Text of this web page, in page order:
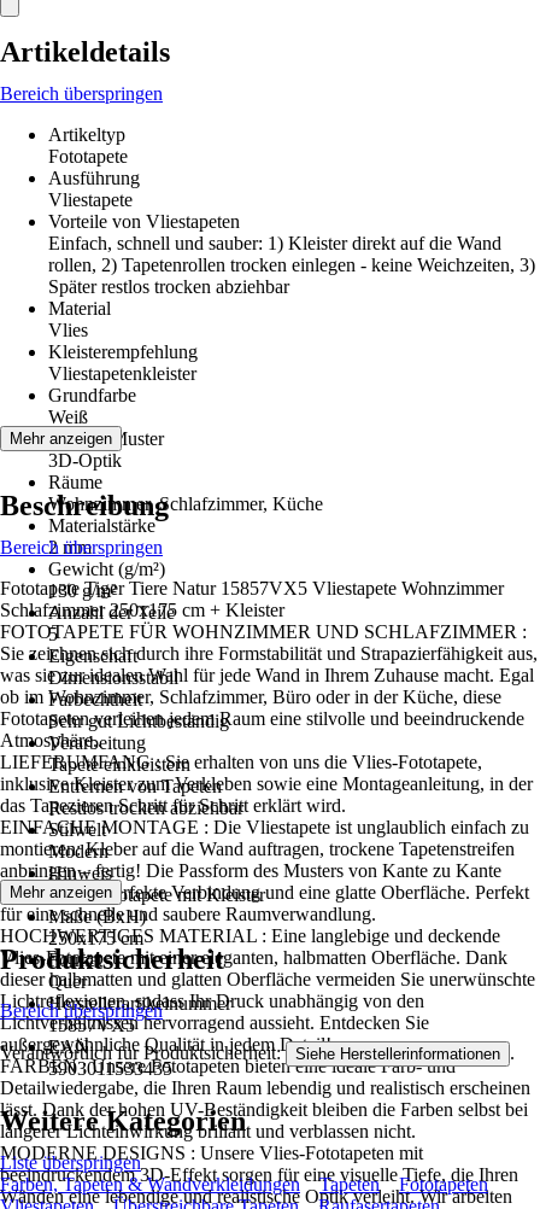
Artikeldetails
Bereich überspringen
Artikeltyp
Fototapete
Ausführung
Vliestapete
Vorteile von Vliestapeten
Einfach, schnell und sauber: 1) Kleister direkt auf die Wand
rollen, 2) Tapetenrollen trocken einlegen - keine Weichzeiten, 3)
Später restlos trocken abziehbar
Material
Vlies
Kleisterempfehlung
Vliestapetenkleister
Grundfarbe
Weiß
Dekor / Muster
3D-Optik
Räume
Wohnzimmer, Schlafzimmer, Küche
Materialstärke
2 mm
Gewicht (g/m²)
130 g/m²
Anzahl der Teile
5
Eigenschaft
Dimensionsstabil
Farbechtheit
Sehr gut Lichtbeständig
Verarbeitung
Tapete einkleistern
Entfernen von Tapeten
Restlos trocken abziehbar
Stilwelt
Modern
Hinweis
Vlies Fototapete mit Kleister
Maße (BxH)
250x175 cm
Format
Quer
Herstellerartikelnummer
15857VX5
EAN
5903011533435
Mehr anzeigen
Beschreibung
Bereich überspringen
Fototapete Tiger Tiere Natur 15857VX5 Vliestapete Wohnzimmer
Schlafzimmer 250x175 cm + Kleister
FOTOTAPETE FÜR WOHNZIMMER UND SCHLAFZIMMER :
Sie zeichnen sich durch ihre Formstabilität und Strapazierfähigkeit aus,
was sie zur idealen Wahl für jede Wand in Ihrem Zuhause macht. Egal
ob im Wohnzimmer, Schlafzimmer, Büro oder in der Küche, diese
Fototapeten verleihen jedem Raum eine stilvolle und beeindruckende
Atmosphäre..
LIEFERUMFANG : Sie erhalten von uns die Vlies-Fototapete,
inklusive Kleister zum Verkleben sowie eine Montageanleitung, in der
das Tapezieren Schritt für Schritt erklärt wird.
EINFACHE MONTAGE : Die Vliestapete ist unglaublich einfach zu
montieren: Kleber auf die Wand auftragen, trockene Tapetenstreifen
anbringen – fertig! Die Passform des Musters von Kante zu Kante
sorgt für eine perfekte Verbindung und eine glatte Oberfläche. Perfekt
für eine schnelle und saubere Raumverwandlung.
HOCHWERTIGES MATERIAL : Eine langlebige und deckende
Vlies-Fototapete mit einer eleganten, halbmatten Oberfläche. Dank
dieser halbmatten und glatten Oberfläche vermeiden Sie unerwünschte
Lichtreflexionen, sodass Ihr Druck unabhängig von den
Lichtverhältnissen hervorragend aussieht. Entdecken Sie
außergewöhnliche Qualität in jedem Detail!
FARBEN : Unsere Fototapeten bieten eine ideale Farb- und
Detailwiedergabe, die Ihren Raum lebendig und realistisch erscheinen
lässt. Dank der hohen UV-Beständigkeit bleiben die Farben selbst bei
längerer Lichteinwirkung brillant und verblassen nicht.
MODERNE DESIGNS : Unsere Vlies-Fototapeten mit
beeindruckendem 3D-Effekt sorgen für eine visuelle Tiefe, die Ihren
Wänden eine lebendige und realistische Optik verleiht. Wir arbeiten
Mehr anzeigen
Produktsicherheit
Bereich überspringen
Verantwortlich für Produktsicherheit: Siehe Herstellerinformationen .
Weitere Kategorien
Liste überspringen
Farben, Tapeten & Wandverkleidungen
Tapeten
Fototapeten